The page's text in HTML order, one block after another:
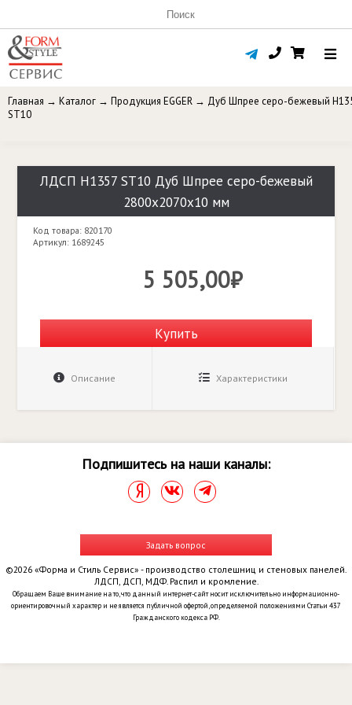
Главная → Каталог → Продукция EGGER → Дуб Шпрее серо-бежевый
ST10
ЛДСП H1357 ST10 Дуб Шпрее серо-бежевый
2800x2070x10 мм
Код товара: 820170
Артикул: 1689245
5 505,00₽
Купить
Описание Характеристики
Подпишитесь на наши каналы:
Задать вопрос
©2026 «Форма и Стиль Сервис» - производство столешниц и стеновых панелей.
ЛДСП, ДСП, МДФ. Распил и кромление.
Обращаем Ваше внимание на то, что данный интернет-сайт носит исключительно информационно-
ориентировочный характер и не является публичной офертой, определяемой положениями Статьи 437
Гражданского кодекса РФ.